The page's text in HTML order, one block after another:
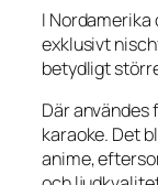
I Nordamerika
exklusivt
betydligt
Där
karaoke. Det
anime,